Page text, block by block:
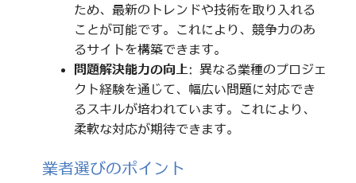
ため、最新のトレンドや技術を取り入れる
ことが可能です。これにより、競争力のあ
るサイトを構築できます。
問題解決能力の向上: 異なる業種のプロジェ
クト経験を通じて、幅広い問題に対応でき
るスキルが培われています。これにより、
柔軟な対応が期待できます。
業者選びのポイント